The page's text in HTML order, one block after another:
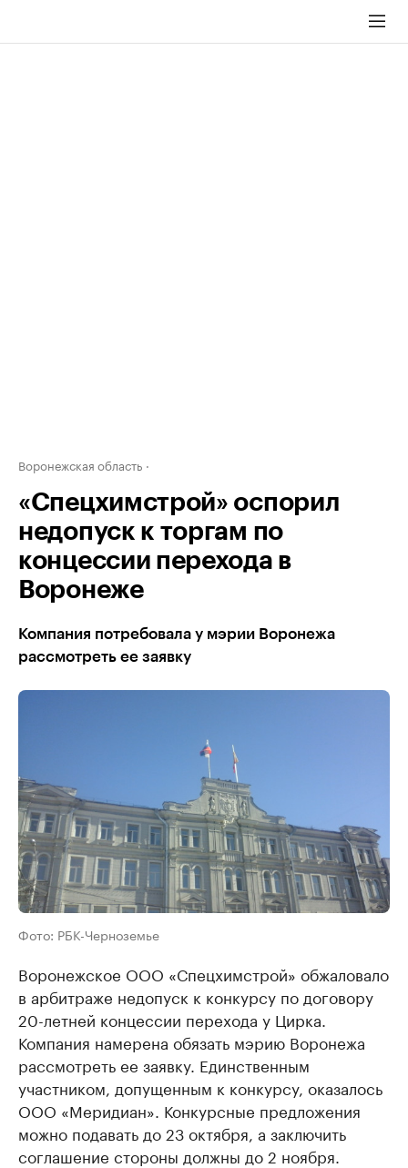
Воронежская область
«Спецхимстрой» оспорил
недопуск к торгам по
концессии перехода в
Воронеже
Компания потребовала у мэрии Воронежа
рассмотреть ее заявку
Фото: РБК-Черноземье
Воронежское ООО «Спецхимстрой» обжаловало
в арбитраже недопуск к конкурсу по договору
20-летней концессии перехода у Цирка.
Компания намерена обязать мэрию Воронежа
рассмотреть ее заявку. Единственным
участником, допущенным к конкурсу, оказалось
ООО «Меридиан». Конкурсные предложения
можно подавать до 23 октября, а заключить
соглашение стороны должны до 2 ноября.